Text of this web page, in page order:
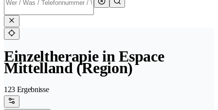
Einzeltherapie in Espace
Mittelland (Region)
123 Ergebnisse